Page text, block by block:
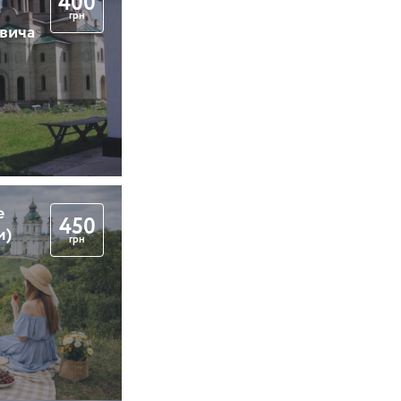
грн
450
грн